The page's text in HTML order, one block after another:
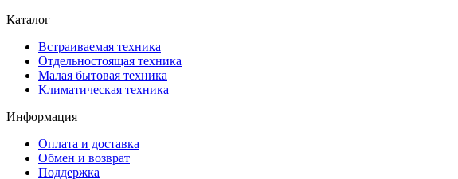
Каталог
Встраиваемая техника
Отдельностоящая техника
Малая бытовая техника
Климатическая техника
Информация
Оплата и доставка
Обмен и возврат
Поддержка